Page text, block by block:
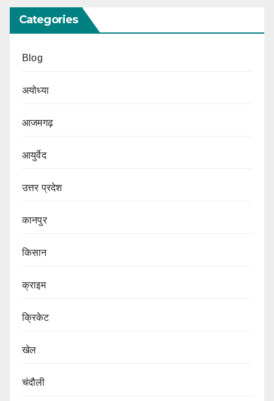
Categories
Blog
अयोध्या
आजमगढ़
आयुर्वेद
उत्तर प्रदेश
कानपुर
किसान
क्राइम
क्रिकेट
खेल
चंदौली